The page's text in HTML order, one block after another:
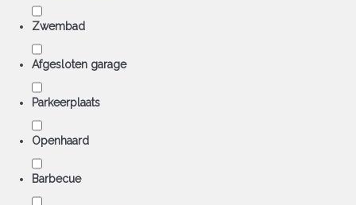
Zwembad
Afgesloten garage
Parkeerplaats
Openhaard
Barbecue